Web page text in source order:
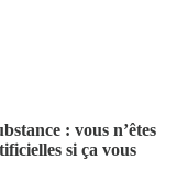
: vous n’êtes
si ça vous